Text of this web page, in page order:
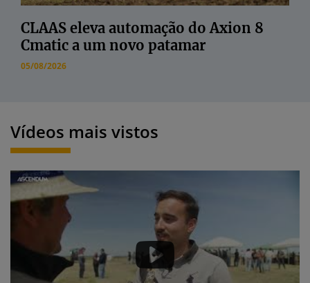
CLAAS eleva automação do Axion 8
Cmatic a um novo patamar
05/08/2026
Vídeos mais vistos